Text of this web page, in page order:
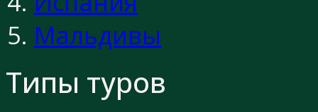
Мальдивы
Типы туров